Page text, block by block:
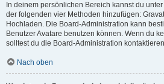
In deinem persönlichen Bereich kannst du
der folgenden vier Methoden hinzufügen:
Hochladen. Die Board-Administration kann
Benutzer Avatare benutzen können. Wenn du
solltest du die Board-Administration
Nach oben